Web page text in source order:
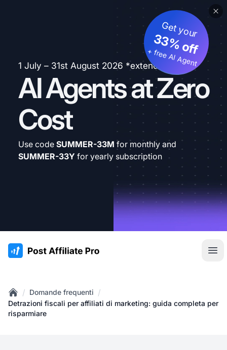
1 July – 31st August 2026 *extended
AI Agents at Zero
Cost
Get your
33% off
+ free AI Agent
Use code SUMMER-33M for monthly and
SUMMER-33Y for yearly subscription
:site.title
Home
/ Domande frequenti /
Detrazioni fiscali per affiliati di marketing: guida completa per
risparmiare